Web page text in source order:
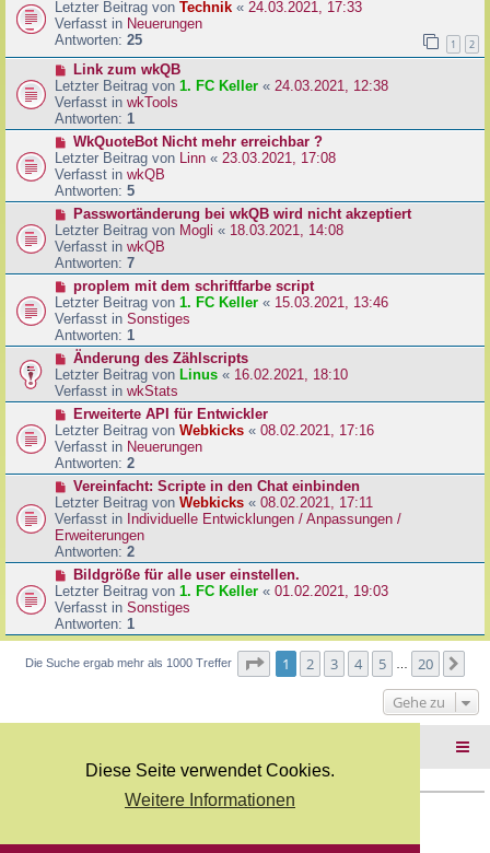
Diese Seite verwendet Cookies.
Weitere Informationen
a
g
e
i
t
a
g
e
u
e
r
B
e
i
t
a
g
Letzter Beitrag von Technik « 24.03.2021, 17:33
Verfasst in Neuerungen
Antworten: 25 1 2
N
e
u
e
r
B
e
i
t
a
g
Link zum wkQB
Letzter Beitrag von 1. FC Keller « 24.03.2021, 12:38
Verfasst in wkTools
Antworten: 1
N
e
u
e
r
B
e
i
t
a
g
WkQuoteBot Nicht mehr erreichbar ?
Letzter Beitrag von Linn « 23.03.2021, 17:08
Verfasst in wkQB
Antworten: 5
N
e
u
e
r
B
e
i
t
a
g
Passwortänderung bei wkQB wird nicht akzeptiert
Letzter Beitrag von Mogli « 18.03.2021, 14:08
Verfasst in wkQB
Antworten: 7
N
e
u
e
r
B
e
i
r
a
g
proplem mit dem schriftfarbe script
Letzter Beitrag von 1. FC Keller « 15.03.2021, 13:46
Verfasst in Sonstiges
Antworten: 1
N
e
u
e
r
B
e
i
r
a
g
Änderung des Zählscripts
Letzter Beitrag von Linus « 16.02.2021, 18:10
Verfasst in wkStats
N
e
u
e
r
B
e
i
t
r
a
g
Erweiterte API für Entwickler
Letzter Beitrag von Webkicks « 08.02.2021, 17:16
Verfasst in Neuerungen
Antworten: 2
N
e
u
e
r
B
e
i
t
r
g
Vereinfacht: Scripte in den Chat einbinden
Letzter Beitrag von Webkicks « 08.02.2021, 17:11
Verfasst in Individuelle Entwicklungen / Anpassungen /
Erweiterungen
Antworten: 2
N
e
u
e
r
B
e
r
Bildgröße für alle user einstellen.
Letzter Beitrag von 1. FC Keller « 01.02.2021, 19:03
Verfasst in Sonstiges
Antworten: 1
Die Suche ergab mehr als 1000 Treffer Seite von
1 2 3 4 5 20
Gehe zu
Deutsche Übersetzung durchphpBB.de